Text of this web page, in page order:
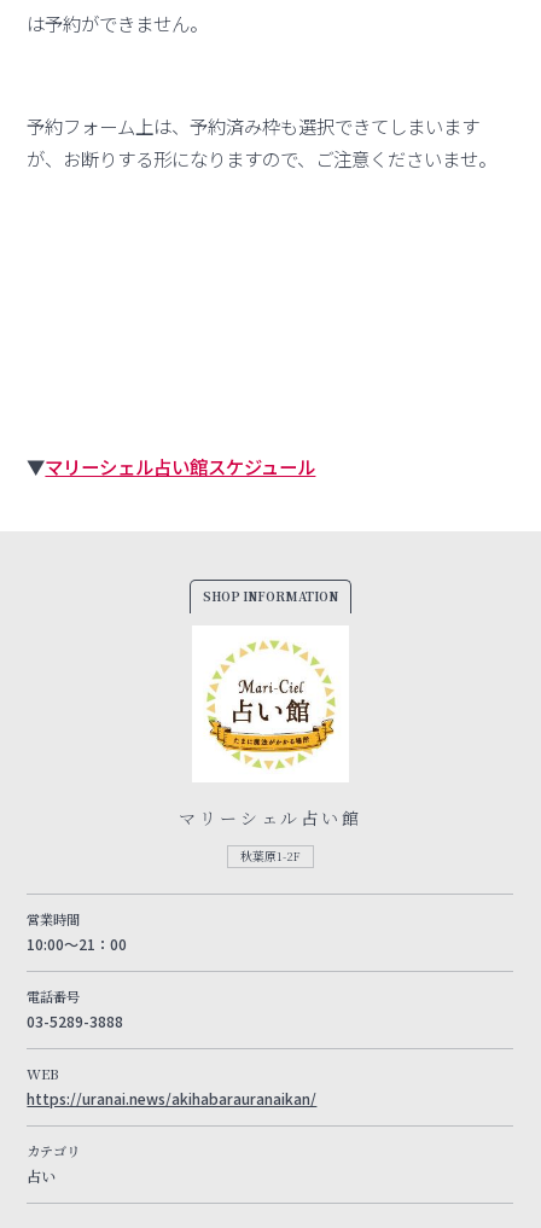
は予約ができません。
予約フォーム上は、予約済み枠も選択できてしまいます
が、お断りする形になりますので、ご注意くださいませ。
▼マリーシェル占い館スケジュール
SHOP INFORMATION
マリーシェル占い館
秋葉原1-2F
営業時間
10:00～21：00
電話番号
03-5289-3888
WEB
https://uranai.news/akihabarauranaikan/
カテゴリ
占い